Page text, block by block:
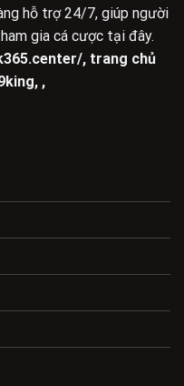
hỗ trợ 24/7, giúp người
gia cá cược tại đây.
, trang chủ
, ,